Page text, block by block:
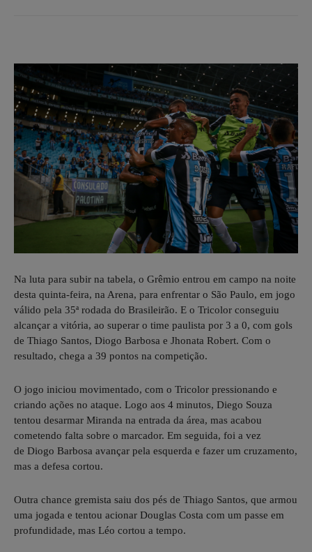
Na luta para subir na tabela, o Grêmio entrou em campo na noite
desta quinta-feira, na Arena, para enfrentar o São Paulo, em jogo
válido pela 35ª rodada do Brasileirão. E o Tricolor conseguiu
alcançar a vitória, ao superar o time paulista por 3 a 0, com gols
de Thiago Santos, Diogo Barbosa e Jhonata Robert. Com o
resultado, chega a 39 pontos na competição.
O jogo iniciou movimentado, com o Tricolor pressionando e
criando ações no ataque. Logo aos 4 minutos, Diego Souza
tentou desarmar Miranda na entrada da área, mas acabou
cometendo falta sobre o marcador. Em seguida, foi a vez
de Diogo Barbosa avançar pela esquerda e fazer um cruzamento,
mas a defesa cortou.
Outra chance gremista saiu dos pés de Thiago Santos, que armou
uma jogada e tentou acionar Douglas Costa com um passe em
profundidade, mas Léo cortou a tempo.